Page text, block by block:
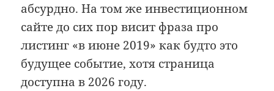
абсурдно. На том же инвестиционном
сайте до сих пор висит фраза про
листинг «в июне 2019» как будто это
будущее событие, хотя страница
доступна в 2026 году.